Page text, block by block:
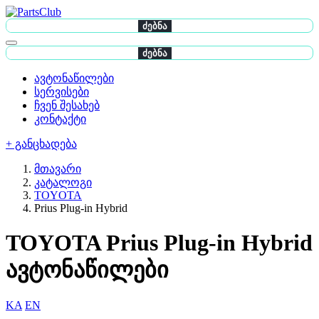
ძებნა
ძებნა
ავტონაწილები
სერვისები
ჩვენ შესახებ
კონტაქტი
+ განცხადება
მთავარი
კატალოგი
TOYOTA
Prius Plug-in Hybrid
TOYOTA Prius Plug-in Hybrid
ავტონაწილები
KA EN